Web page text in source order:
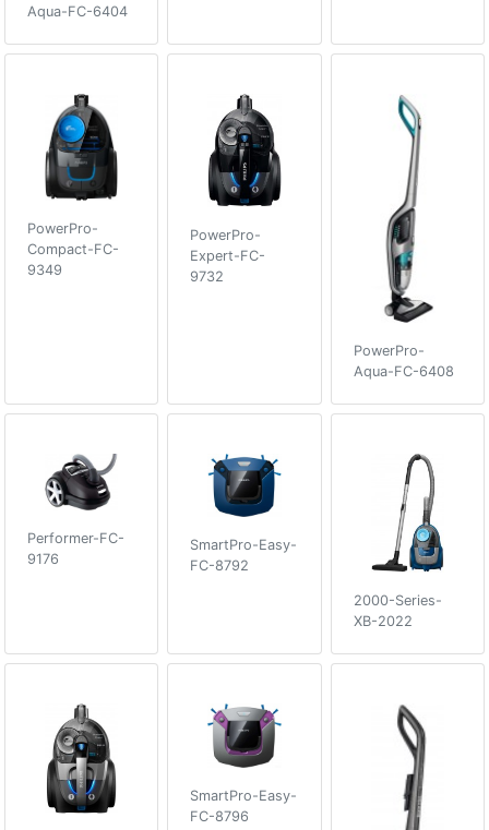
Aqua-FC-6404
PowerPro-
Compact-FC-
9349
PowerPro-
Expert-FC-
9732
PowerPro-
Aqua-FC-6408
Performer-FC-
9176
SmartPro-Easy-
FC-8792
2000-Series-
XB-2022
SmartPro-Easy-
FC-8796